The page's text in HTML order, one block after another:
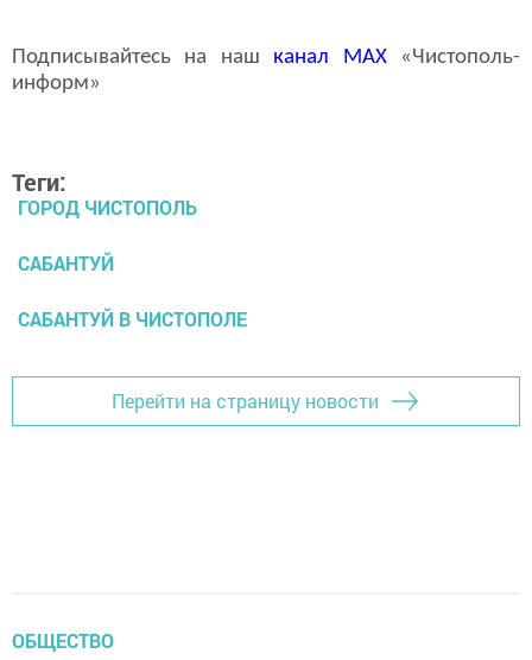
Подписывайтесь на наш канал MAX«Чистополь-
информ»
Теги:
ГОРОД ЧИСТОПОЛЬ
САБАНТУЙ
САБАНТУЙ В ЧИСТОПОЛЕ
Перейти на страницу новости
ОБЩЕСТВО